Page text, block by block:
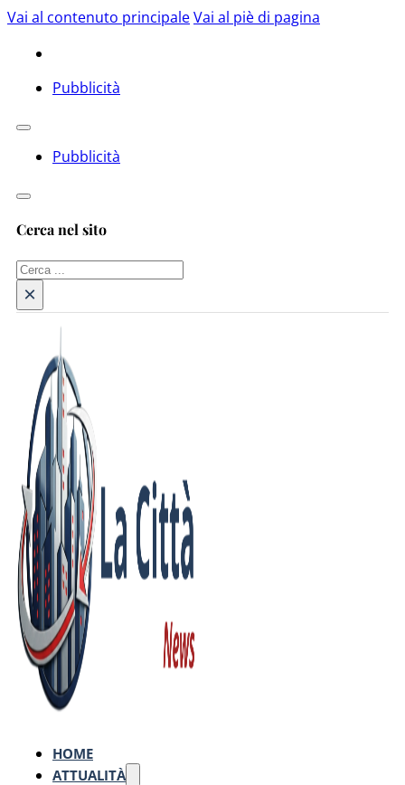
Vai al contenuto principaleVai al piè di pagina
Pubblicità
Pubblicità
Cerca nel sito
Cerca
×
HOME
ATTUALITÀ